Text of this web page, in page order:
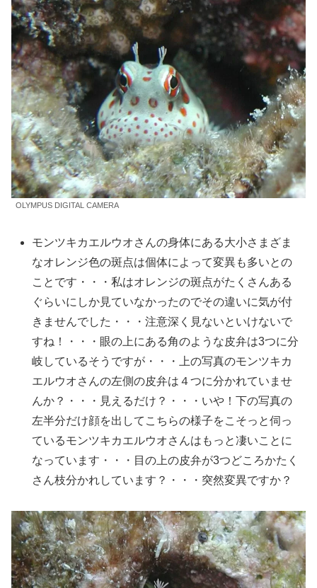
OLYMPUS DIGITAL CAMERA
モンツキカエルウオさんの身体にある大小さまざま
なオレンジ色の斑点は個体によって変異も多いとの
ことです・・・私はオレンジの斑点がたくさんある
ぐらいにしか見ていなかったのでその違いに気が付
きませんでした・・・注意深く見ないといけないで
すね！・・・眼の上にある角のような皮弁は3つに分
岐しているそうですが・・・上の写真のモンツキカ
エルウオさんの左側の皮弁は４つに分かれていませ
んか？・・・見えるだけ？・・・いや！下の写真の
左半分だけ顔を出してこちらの様子をこそっと伺っ
ているモンツキカエルウオさんはもっと凄いことに
なっています・・・目の上の皮弁が3つどころかたく
さん枝分かれしています？・・・突然変異ですか？